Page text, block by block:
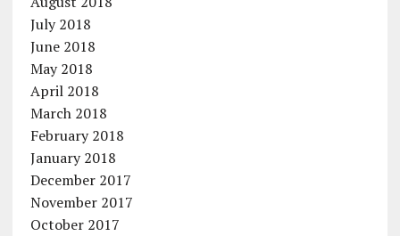
July 2018
June 2018
May 2018
April 2018
March 2018
February 2018
January 2018
December 2017
November 2017
October 2017